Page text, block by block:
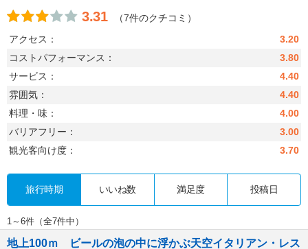
3.31
（7件のクチコミ）
アクセス：
3.20
コストパフォーマンス：
3.80
サービス：
4.40
雰囲気：
4.40
料理・味：
4.00
バリアフリー：
3.00
観光客向け度：
3.70
旅行時期 いいね数 満足度 投稿日
1～6件（全7件中）
地上100ｍ ビールの泡の中に浮かぶ天空イタリアン・レス